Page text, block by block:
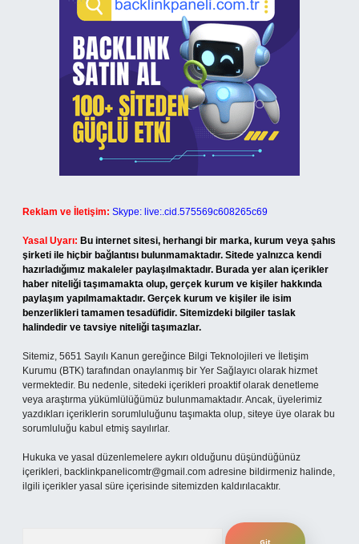
Reklam ve İletişim: Skype: live:.cid.575569c608265c69
Yasal Uyarı: Bu internet sitesi, herhangi bir marka, kurum veya şahıs
şirketi ile hiçbir bağlantısı bulunmamaktadır. Sitede yalnızca kendi
hazırladığımız makaleler paylaşılmaktadır. Burada yer alan içerikler
haber niteliği taşımamakta olup, gerçek kurum ve kişiler hakkında
paylaşım yapılmamaktadır. Gerçek kurum ve kişiler ile isim
benzerlikleri tamamen tesadüfidir. Sitemizdeki bilgiler taslak
halindedir ve tavsiye niteliği taşımazlar.
Sitemiz, 5651 Sayılı Kanun gereğince Bilgi Teknolojileri ve İletişim
Kurumu (BTK) tarafından onaylanmış bir Yer Sağlayıcı olarak hizmet
vermektedir. Bu nedenle, sitedeki içerikleri proaktif olarak denetleme
veya araştırma yükümlülüğümüz bulunmamaktadır. Ancak, üyelerimiz
yazdıkları içeriklerin sorumluluğunu taşımakta olup, siteye üye olarak bu
sorumluluğu kabul etmiş sayılırlar.
Hukuka ve yasal düzenlemelere aykırı olduğunu düşündüğünüz
içerikleri, backlinkpanelicomtr@gmail.com adresine bildirmeniz halinde,
ilgili içerikler yasal süre içerisinde sitemizden kaldırılacaktır.